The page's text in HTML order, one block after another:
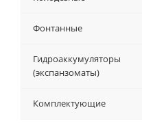
Фонтанные
Гидроаккумуляторы
(экспанзоматы)
Комплектующие